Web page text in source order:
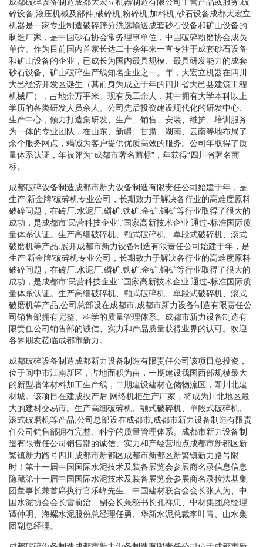
碎设备,液压机械及部件,破碎机,粉碎机,加料机,砂石设备成都大宏立
机器是一家专业制造破碎筛分洗选输送成套砂石设备和矿山设备的
制造厂家，是中国砂石协会常务理事单位，中国破碎粉磨协会成员
单位。作为目前国内首家长达二十余年来一直专注于成套砂石设备
和矿山设备的企业，已成长为国内最具规模、最具研发能力的成套
砂石设备、矿山破碎生产线知名企业之一。年，大宏立机器在四川
大邑经济开发区诞生（其前身为成立于年的四川省大邑县建筑工程
机械厂），占地余万平米。现有员工余人，其中拥有大学本科以上
学历的各类研发人员余人。公司先后投资建设现代化的研发中心、
生产中心，倾力打造集研发、生产、销售、安装、维护、培训服务
为一体的专业团队，在山东、新疆、甘肃、湖南、云南等地布局了
余个服务网点，竭诚为客户提供优质高效的服务。公司年取得了质
量体系认证，年被评为“成都市著名商标”，年获得“四川省著名商
标。
成都破碎设备制造成都市新力设备制造有限责任公司始建于年，是
生产‘新金牌’破碎机专业公司，长期致力于解决各行业的高难度原料
破碎问题，在砖厂.水泥厂.磷矿.铁矿.金矿.铜矿等行业取得了很大的
成功，是成都市‘民营科技企业’.‘国家高新技术企业’通过-标准国际质
量体系认证。生产高细破碎机、颚式破碎机、单段式破碎机、滚式
破磨机等产品.展开成都市新力设备制造有限责任公司始建于年，是
生产‘新金牌’破碎机专业公司，长期致力于解决各行业的高难度原料
破碎问题，在砖厂.水泥厂.磷矿.铁矿.金矿.铜矿等行业取得了很大的
成功，是成都市‘民营科技企业’.‘国家高新技术企业’通过-标准国际质
量体系认证。生产高细破碎机、颚式破碎机、单段式破碎机、滚式
破磨机等产品,公司总部设在成都市,成都市新力设备制造有限责任公
司销售部拥有完整、科学的质量管理体系。成都市新力设备制造有
限责任公司销售部的诚信、实力和产品质量获得业界的认可。欢迎
各界朋友莅临成都市新力。
成都破碎设备制造成都新力设备制造有限责任公司该项目总投资，
位于阆中市江南新区，占地面积为亩，一期建设我国西部规模最大
的新型墙体材料加工生产线，二期建设建材仓储物流区，即川北建
材城。该项目在建成投产后,网络机柜生产厂家，将成为川北地区最
大的建材交易市。生产高细破碎机、颚式破碎机、单段式破碎机、
滚式破磨机等产品,公司总部设在成都市,成都市新力设备制造有限责
任公司销售部拥有完整、科学的质量管理体系。成都市新力设备制
造有限责任公司销售部的诚信、实力和产经营地点成都市新都区新
繁镇新力路号四川成都市新都区成都市新都区新繁镇新力路号限
时！第十一届中国国际水泥技术及装备展览会参展商名录信息信息
隐藏第十一届中国国际水泥技术及装备展览会参展商名录拉法基集
团董事长兼首席执行官乐峰先生、中国建材联合会会长张人为、中
国水泥协会会长雷前治、副会长兼秘书长孔祥忠、中材集团总经理
谭仲明、海螺水泥股份总经理任勇、华新水泥总裁李叶青、山水集
团副总经理。